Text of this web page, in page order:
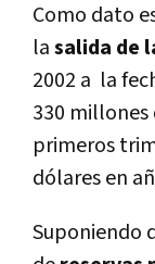
Como dato
lasalida de
2002 a la
330
primeros
dólares en
Suponiendo